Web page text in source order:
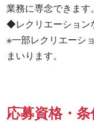
業務に専念できます。
◆レクリエーション
※一部レクリエーシ
まいります。
応募資格・